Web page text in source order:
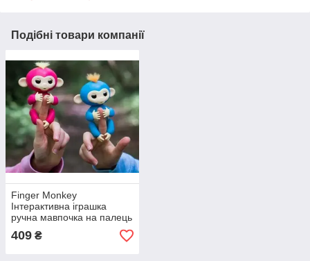
Подібні товари компанії
Finger Monkey
Інтерактивна іграшка
ручна мавпочка на палець
Happy Monkey (блакитна)
409 ₴